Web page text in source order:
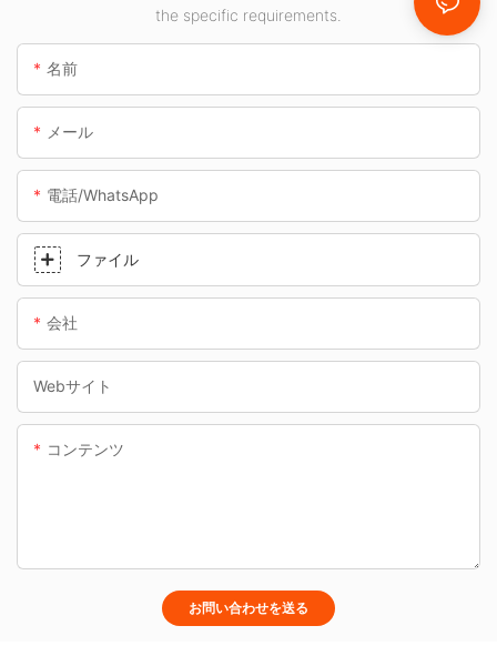
the specific requirements.
名前
メール
電話/WhatsApp
ファイル
会社
Webサイト
コンテンツ
お問い合わせを送る